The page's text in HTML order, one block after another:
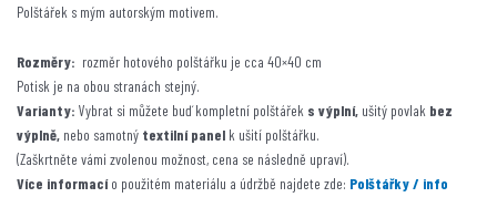
Polštářek s mým autorským motivem.
Rozměry: rozměr hotového polštářku je cca 40×40 cm
Potisk je na obou stranách stejný.
Varianty: Vybrat si můžete buď kompletní polštářek s výplní, ušitý povlak bez
výplně, nebo samotný textilní panel k ušití polštářku.
(Zaškrtněte vámi zvolenou možnost, cena se následně upraví).
Více informacío použitém materiálu a údržbě najdete zde: Polštářky / info